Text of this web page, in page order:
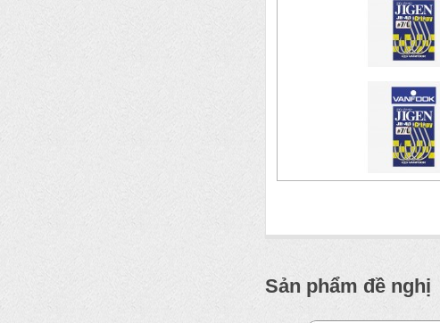
Sản phẩm đề nghị